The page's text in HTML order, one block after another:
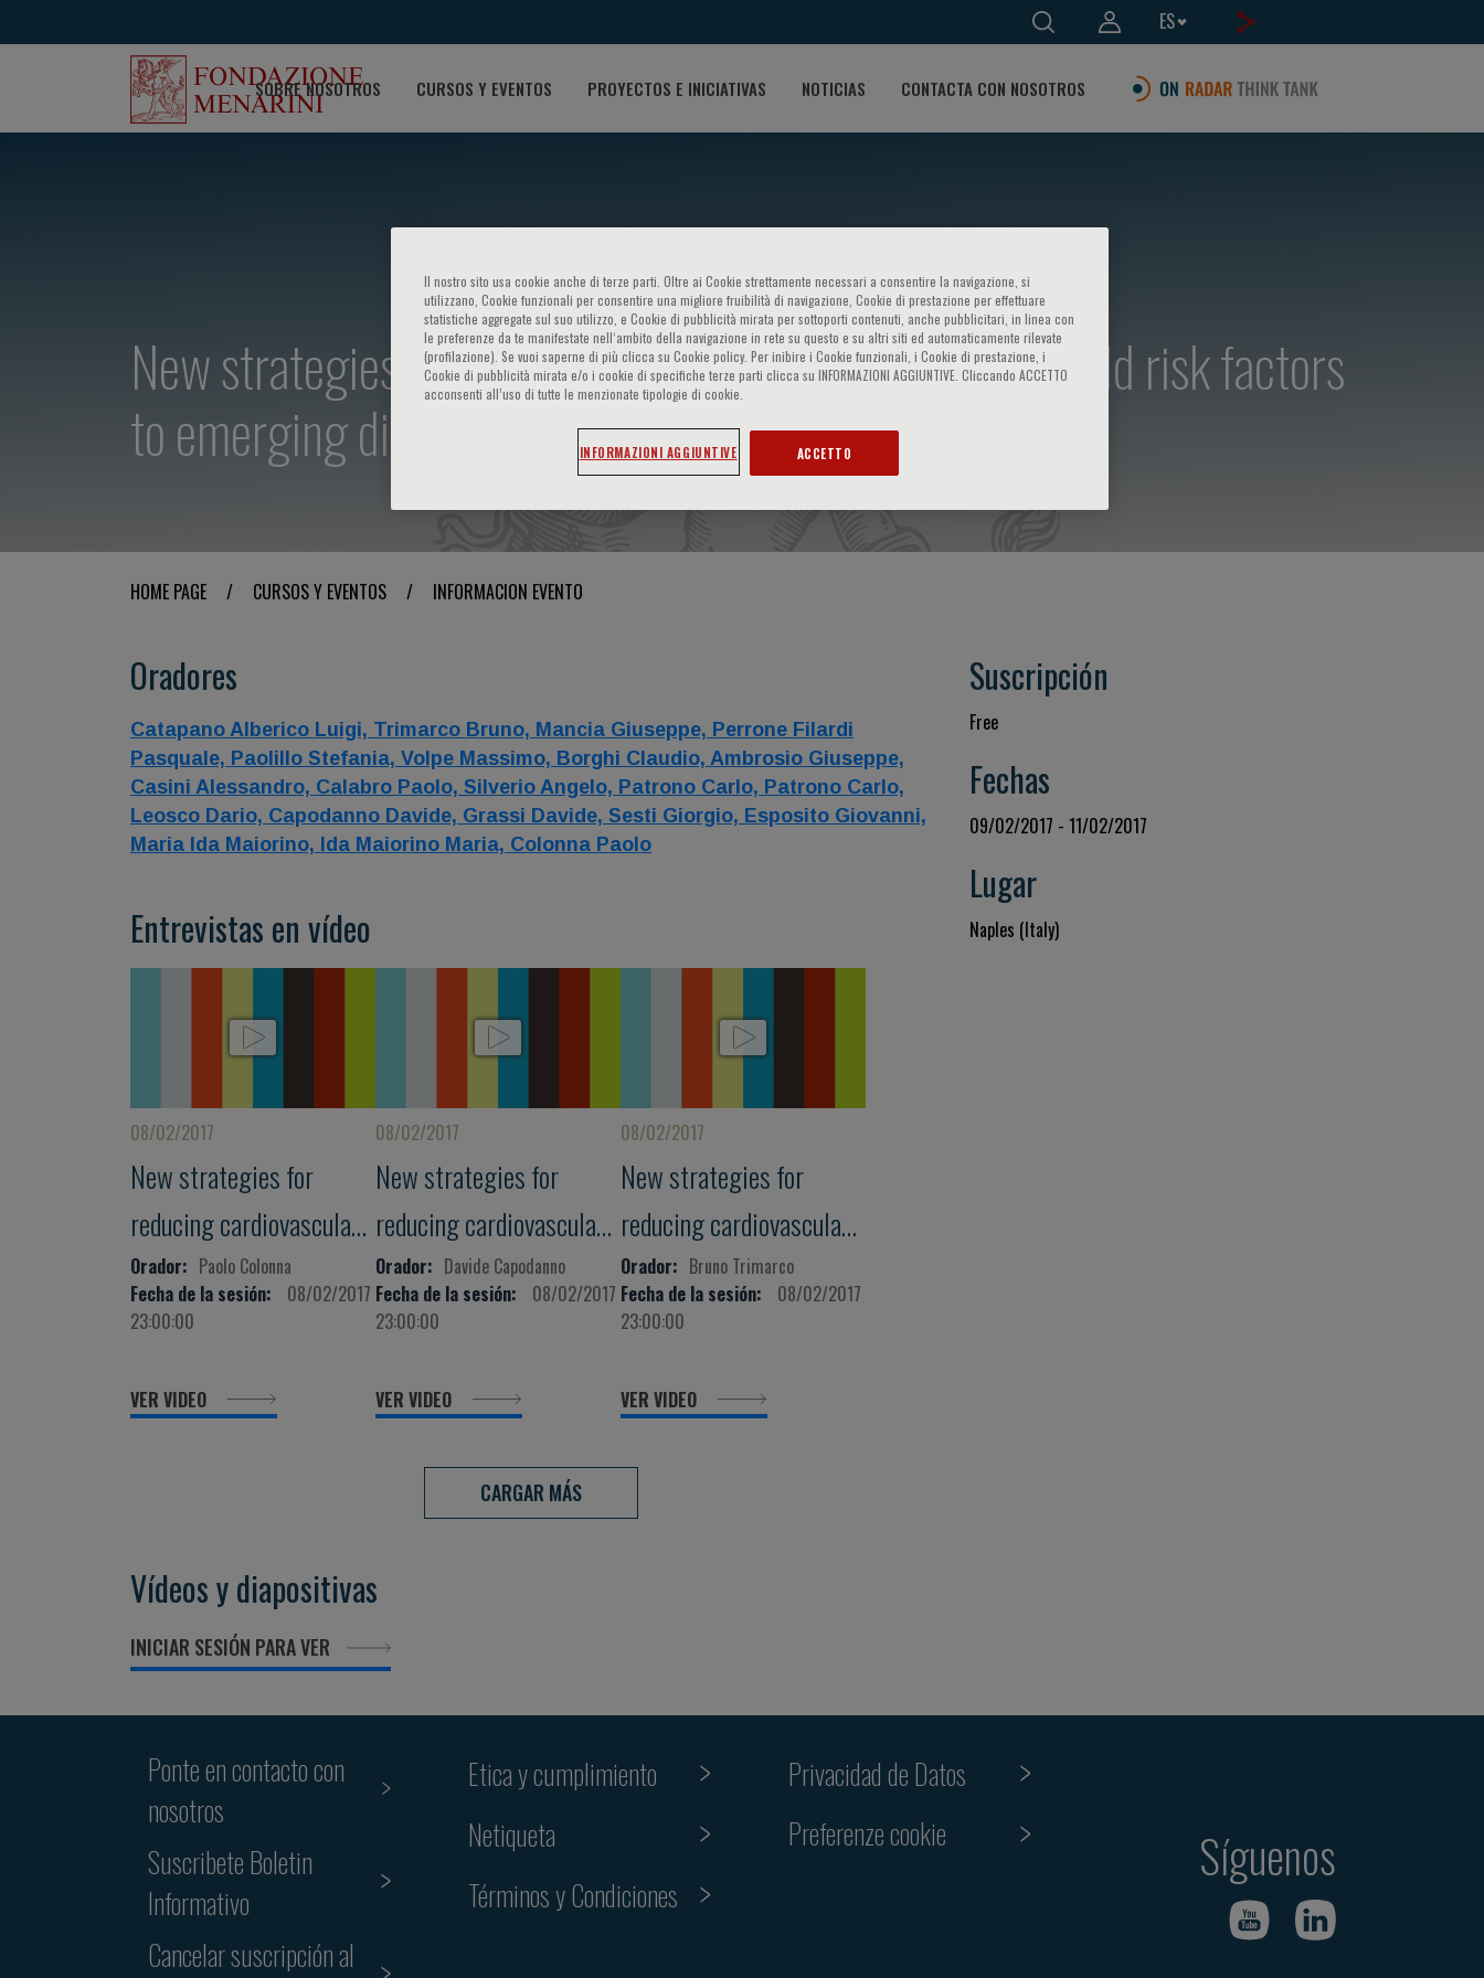
ES
SOBRE NOSOTROS CURSOS Y EVENTOS PROYECTOS E INICIATIVAS NOTICIAS CONTACTA CON NOSOTROS
New strategies for reducing cardiovascular risk: from old risk factors
to emerging diagnostic and therapeutic strategies
HOME PAGE / CURSOS Y EVENTOS / INFORMACION EVENTO
Oradores
Catapano Alberico Luigi, Trimarco Bruno, Mancia Giuseppe, Perrone Filardi
Pasquale, Paolillo Stefania, Volpe Massimo, Borghi Claudio, Ambrosio Giuseppe,
Casini Alessandro, Calabro Paolo, Silverio Angelo, Patrono Carlo, Patrono Carlo,
Leosco Dario, Capodanno Davide, Grassi Davide, Sesti Giorgio, Esposito Giovanni,
Maria Ida Maiorino, Ida Maiorino Maria, Colonna Paolo
Entrevistas en vídeo
08/02/2017
New strategies for
reducing cardiovascular
risk: from old risk
factors to emerging
therapeutic strategies
Orador: Paolo Colonna
Fecha de la sesión:
08/02/2017
23:00:00
VER VIDEO
08/02/2017
New strategies for
reducing cardiovascular
risk: from old risk
factors to emerging
therapeutic strategies
Orador: Davide Capodanno
Fecha de la sesión:
08/02/2017
23:00:00
VER VIDEO
08/02/2017
New strategies for
reducing cardiovascular
risk: from old risk
factors to emerging
therapeutic strategies
Orador: Bruno Trimarco
Fecha de la sesión:
08/02/2017
23:00:00
VER VIDEO
CARGAR MÁS
Vídeos y diapositivas
INICIAR SESIÓN PARA VER
Suscripción
Free
Fechas
09/02/2017 - 11/02/2017
Lugar
Naples (Italy)
Ponte en contacto con
nosotros
Suscribete Boletin
Informativo
Cancelar suscripción al
Etica y cumplimiento
Netiqueta
Términos y Condiciones
Privacidad de Datos
Preferenze cookie
Síguenos
Il nostro sito usa cookie anche di terze parti. Oltre ai Cookie strettamente necessari a consentire la navigazione, si
utilizzano, Cookie funzionali per consentire una migliore fruibilità di navigazione, Cookie di prestazione per effettuare
statistiche aggregate sul suo utilizzo, e Cookie di pubblicità mirata per sottoporti contenuti, anche pubblicitari, in linea con
le preferenze da te manifestate nell‘ambito della navigazione in rete su questo e su altri siti ed automaticamente rilevate
(profilazione). Se vuoi saperne di più clicca su Cookie policy. Per inibire i Cookie funzionali, i Cookie di prestazione, i
Cookie di pubblicità mirata e/o i cookie di specifiche terze parti clicca su INFORMAZIONI AGGIUNTIVE. Cliccando ACCETTO
acconsenti all’uso di tutte le menzionate tipologie di cookie.
INFORMAZIONI AGGIUNTIVE ACCETTO